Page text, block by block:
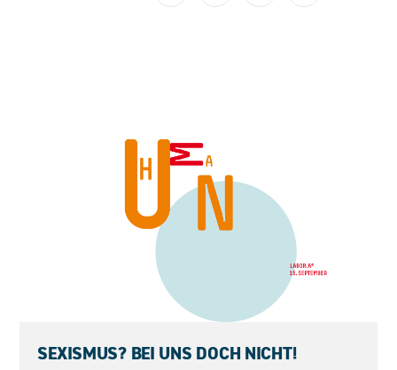
SEXISMUS? BEI UNS DOCH NICHT!